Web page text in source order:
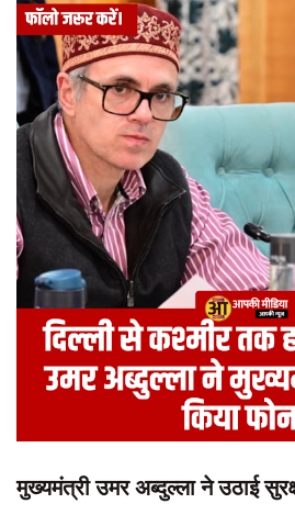
मुख्यमंत्री उमर अब्दुल्ला ने उठाई